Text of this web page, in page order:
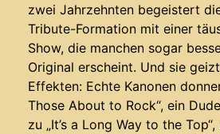
zwei Jahrzehnten begeistert
Tribute-Formation mit einer
Show, die manchen sogar
Original erscheint. Und sie
Effekten: Echte Kanonen
Those About to Rock“, ein
zu „It’s a Long Way to the Top“,